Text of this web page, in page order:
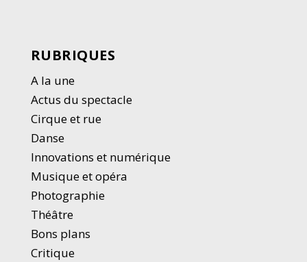
RUBRIQUES
A la une
Actus du spectacle
Cirque et rue
Danse
Innovations et numérique
Musique et opéra
Photographie
Théâtre
Bons plans
Critique